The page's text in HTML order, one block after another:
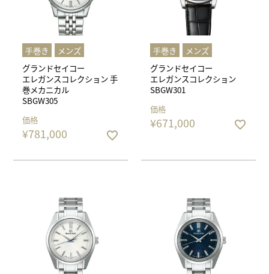
⼿巻き
メンズ
グランドセイコー
エレガンスコレクション 手
巻メカニカル
SBGW305
価格
¥781,000
⼿巻き
メンズ
グランドセイコー
エレガンスコレクション
SBGW301
価格
¥671,000